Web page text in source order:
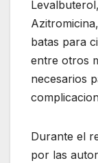
batas para
entre otros
necesarios
Durante el
por las